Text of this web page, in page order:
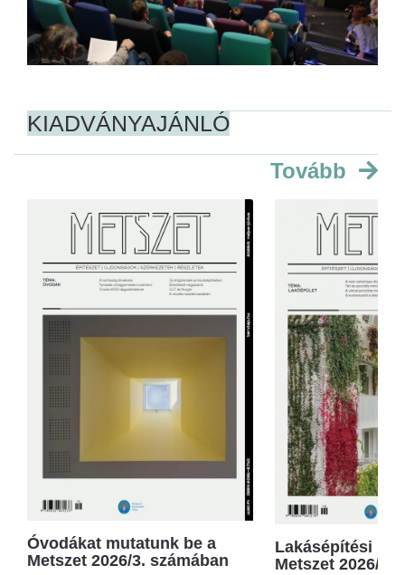
KIADVÁNYAJÁNLÓ
Tovább
Óvodákat mutatunk be a
Metszet 2026/3. számában
Lakásépítési
Metszet 2026/2.